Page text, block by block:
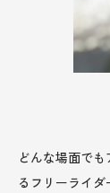
どんな場面で
るフリーライ